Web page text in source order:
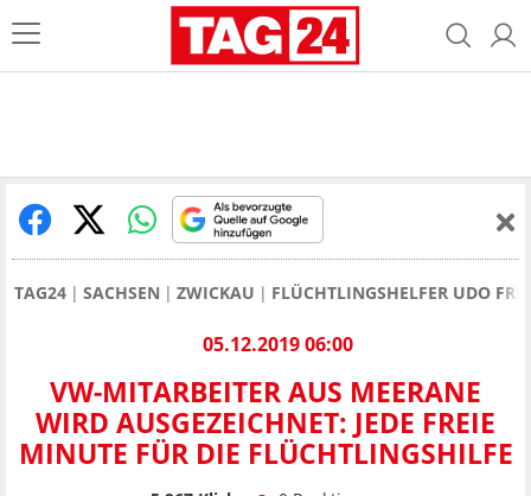
TAG24 SACHSEN ZWICKAU FLÜCHTLINGSHELFER UDO
05.12.2019 06:00
VW-MITARBEITER AUS MEERANE
WIRD AUSGEZEICHNET: JEDE FREIE
MINUTE FÜR DIE FLÜCHTLINGSHILFE